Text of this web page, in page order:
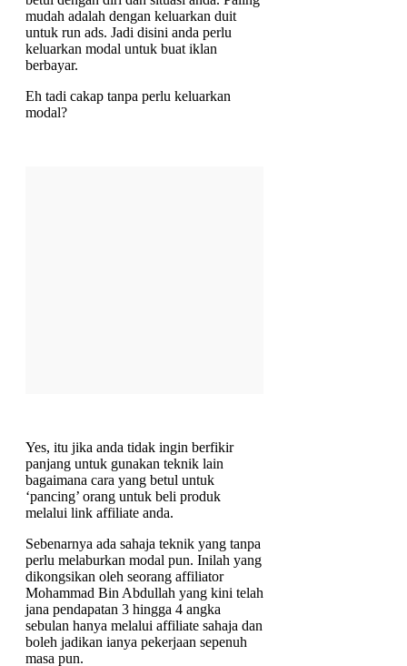
mudah adalah dengan keluarkan duit
untuk run ads. Jadi disini anda perlu
keluarkan modal untuk buat iklan
berbayar.
Eh tadi cakap tanpa perlu keluarkan
modal?
Yes, itu jika anda tidak ingin berfikir
panjang untuk gunakan teknik lain
bagaimana cara yang betul untuk
‘pancing’ orang untuk beli produk
melalui link affiliate anda.
Sebenarnya ada sahaja teknik yang tanpa
perlu melaburkan modal pun. Inilah yang
dikongsikan oleh seorang affiliator
Mohammad Bin Abdullah yang kini telah
jana pendapatan 3 hingga 4 angka
sebulan hanya melalui affiliate sahaja dan
boleh jadikan ianya pekerjaan sepenuh
masa pun.